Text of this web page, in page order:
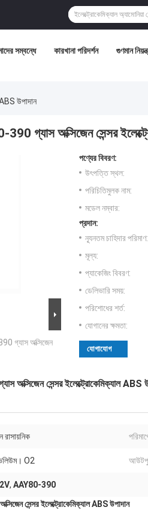
সম্বন্ধে কারখানা পরিদর্শন গুণমান
উপাদান
গ্যাস অক্সিজেন সেন্সর
গ্যাস অক্সিজেন
পণ্যের বিবরণ:
উৎপত্তি স্থল:
পরিচিতিমুলক নাম:
মডেল নম্বার:
প্রদান:
ন্যূনতম চাহিদার পরিমাণ:
মূল্য:
প্যাকেজিং বিবরণ:
ডেলিভারি সময়:
পরিশোধের শর্ত:
যোগানের ক্ষমতা:
যোগাযোগ
সেন্সর ইলেক্ট্রোকেমিক্যাল ABS
রাসায়নিক
O2
, AAY80-390
সেন্সর ইলেক্ট্রোকেমিক্যাল ABS উপাদান